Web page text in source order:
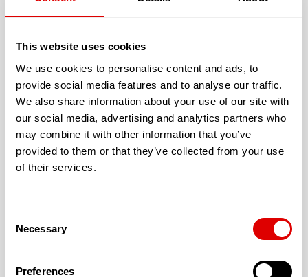
This website uses cookies
We use cookies to personalise content and ads, to
provide social media features and to analyse our traffic.
We also share information about your use of our site with
our social media, advertising and analytics partners who
may combine it with other information that you’ve
provided to them or that they’ve collected from your use
of their services.
Selection
Necessary
Preferences
L’accueil proposé peut être :
Permanent
Les tarifs de l’hébergement :
T3 : 61.66 € (58.00 m²)